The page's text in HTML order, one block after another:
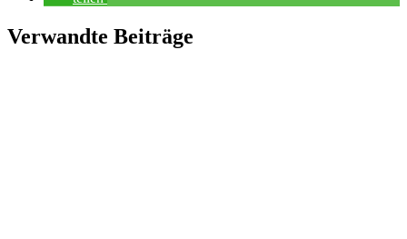
Verwandte Beiträge